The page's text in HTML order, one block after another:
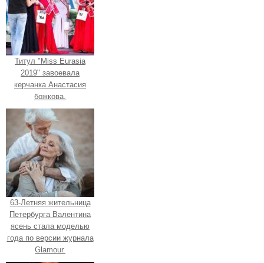
Титул "Miss Eurasia
2019" завоевала
керчанка Анастасия
божкова.
63-Летняя жительница
Петербурга Валентина
ясень стала моделью
года по версии журнала
Glamour.